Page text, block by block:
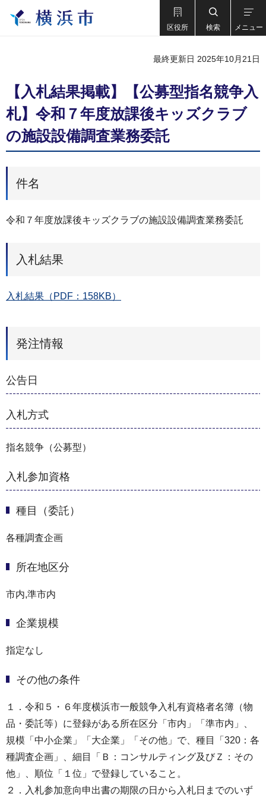
区役所 検索 メニュー
最終更新日 2025年10月21日
【入札結果掲載】【公募型指名競争入
札】令和７年度放課後キッズクラブ
の施設設備調査業務委託
件名
令和７年度放課後キッズクラブの施設設備調査業務委託
入札結果
入札結果（PDF：158KB）
発注情報
公告日
入札方式
指名競争（公募型）
入札参加資格
種目（委託）
各種調査企画
所在地区分
市内,準市内
企業規模
指定なし
その他の条件
１．令和５・６年度横浜市一般競争入札有資格者名簿（物
品・委託等）に登録がある所在区分「市内」「準市内」、
規模「中小企業」「大企業」「その他」で、種目「320：各
種調査企画」、細目「Ｂ：コンサルティング及びＺ：その
他」、順位「１位」で登録していること。
２．入札参加意向申出書の期限の日から入札日までのいず